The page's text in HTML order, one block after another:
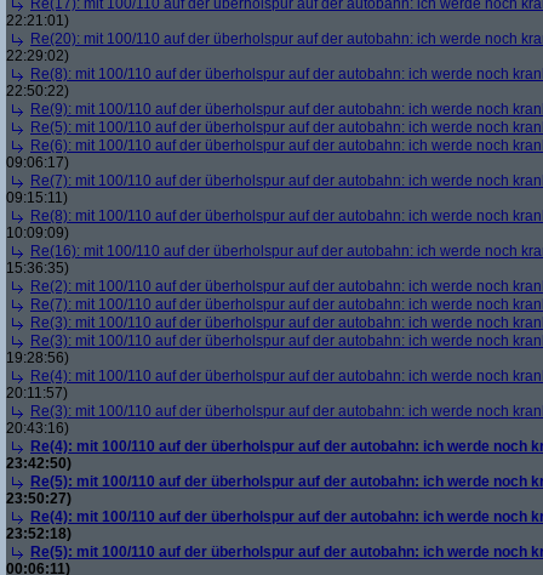
Re(17): mit 100/110 auf der überholspur auf der autobahn: ich werde noch
22:21:01)
Re(20): mit 100/110 auf der überholspur auf der autobahn: ich werde noch
22:29:02)
Re(8): mit 100/110 auf der überholspur auf der autobahn: ich werde noch
22:50:22)
Re(9): mit 100/110 auf der überholspur auf der autobahn: ich werde noch
Re(5): mit 100/110 auf der überholspur auf der autobahn: ich werde noch
Re(6): mit 100/110 auf der überholspur auf der autobahn: ich werde noch
09:06:17)
Re(7): mit 100/110 auf der überholspur auf der autobahn: ich werde noch
09:15:11)
Re(8): mit 100/110 auf der überholspur auf der autobahn: ich werde noch
10:09:09)
Re(16): mit 100/110 auf der überholspur auf der autobahn: ich werde noch
15:36:35)
Re(2): mit 100/110 auf der überholspur auf der autobahn: ich werde noch
Re(7): mit 100/110 auf der überholspur auf der autobahn: ich werde noch
Re(3): mit 100/110 auf der überholspur auf der autobahn: ich werde noch
Re(3): mit 100/110 auf der überholspur auf der autobahn: ich werde noch
19:28:56)
Re(4): mit 100/110 auf der überholspur auf der autobahn: ich werde noch
20:11:57)
Re(3): mit 100/110 auf der überholspur auf der autobahn: ich werde noch
20:43:16)
Re(4): mit 100/110 auf der überholspur auf der autobahn: ich werde noch
23:42:50)
Re(5): mit 100/110 auf der überholspur auf der autobahn: ich werde noch
23:50:27)
Re(4): mit 100/110 auf der überholspur auf der autobahn: ich werde noch
23:52:18)
Re(5): mit 100/110 auf der überholspur auf der autobahn: ich werde noch
00:06:11)